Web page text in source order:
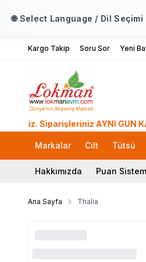
🌐 Select Language / Dil Seçimi
Kargo Takip Soru Sor Yeni
Siparişleriniz AYNI GÜN
Markalar Cilt Tütsü
Hakkımızda Puan
Ana Sayfa Thalia